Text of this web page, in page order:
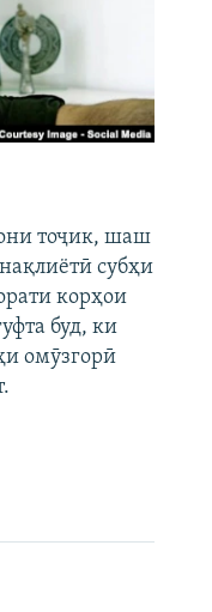
тоҷик, шаш
субҳи
корҳои
буд, ки
омӯзгорӣ